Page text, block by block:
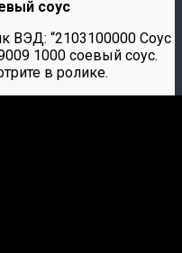
соус
ВЭД: “2103100000 Соус
1000 соевый соус.
в ролике.